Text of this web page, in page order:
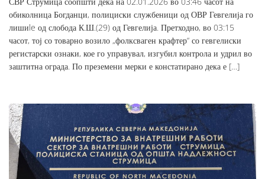
обиколница Богданци, полициски службеници од ОВР Гевгелија го
лишиle од слобода К.Ш.(29) од Гевгелија. Претходно, во 03:15
часот, тој со товарно возило „фолксваген крафтер“ со гевгелиски
регистарски ознаки, кое го управувал, изгубил контрола и удрил во
заштитна ограда. По преземени мерки е констатирано дека е […]